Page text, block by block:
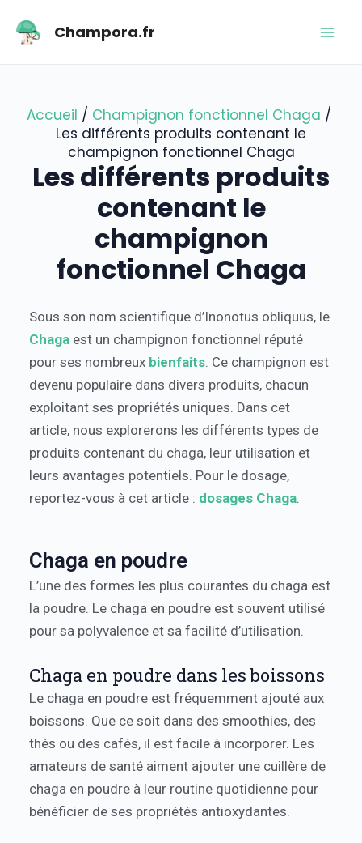
au
Champora.fr
Accueil
Champignon fonctionnel Chaga
Les différents produits contenant le
champignon fonctionnel Chaga
Les différents produits
contenant le
champignon
fonctionnel Chaga
Sous son nom scientifique d’Inonotus obliquus, le
Chaga est un champignon fonctionnel réputé
pour ses nombreux bienfaits. Ce champignon est
devenu populaire dans divers produits, chacun
exploitant ses propriétés uniques. Dans cet
article, nous explorerons les différents types de
produits contenant du chaga, leur utilisation et
leurs avantages potentiels. Pour le dosage,
reportez-vous à cet article : dosages Chaga.
Chaga en poudre
L’une des formes les plus courantes du chaga est
la poudre. Le chaga en poudre est souvent utilisé
pour sa polyvalence et sa facilité d’utilisation.
Chaga en poudre dans les boissons
Le chaga en poudre est fréquemment ajouté aux
boissons. Que ce soit dans des smoothies, des
thés ou des cafés, il est facile à incorporer. Les
amateurs de santé aiment ajouter une cuillère de
chaga en poudre à leur routine quotidienne pour
bénéficier de ses propriétés antioxydantes.
des